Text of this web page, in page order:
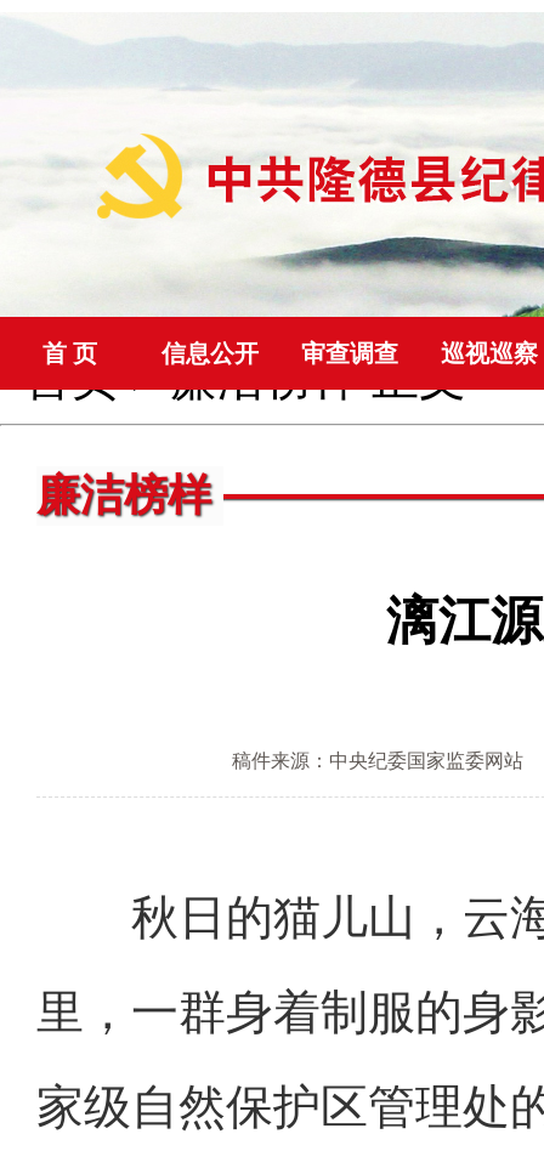
首 页 信息公开 审查调查 巡视巡察
首页>廉洁榜样 正文
廉洁榜样
漓江
稿件来源：中央纪委国家监委网站
秋日的猫儿山，云海
里，一群身着制服的
家级自然保护区管理处